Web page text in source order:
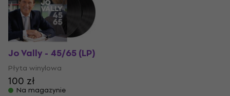
Jo Vally - 45/65 (LP)
Płyta winylowa
100 zł
Na magazynie